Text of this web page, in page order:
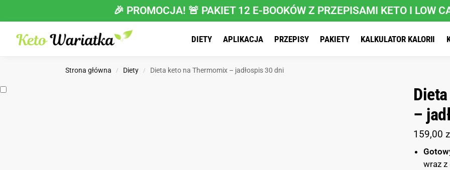
🎉 PROMOCJA! 🚨 PAKIET 12 E-BOOKÓW Z PRZEPISAMI KETO I LOW
DIETY APLIKACJA PRZEPISY PAKIETY KALKULATOR KALORII
Strona główna / Diety / Dieta keto na Thermomix – jadłospis 30 dni
–
159,00
wraz